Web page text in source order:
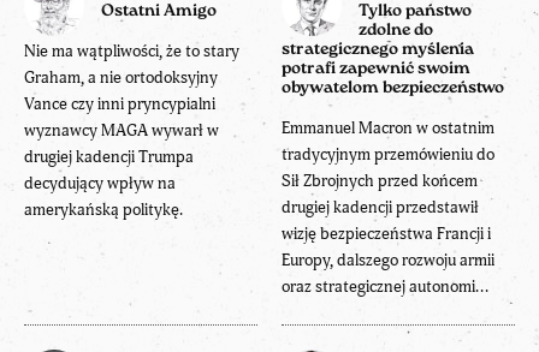
Ostatni Amigo
Nie ma wątpliwości, że to stary
Graham, a nie ortodoksyjny
Vance czy inni pryncypialni
wyznawcy MAGA wywarł w
drugiej kadencji Trumpa
decydujący wpływ na
amerykańską politykę.
Tylko państwo
zdolne do
strategicznego myślenia
potrafi zapewnić swoim
obywatelom bezpieczeństwo
Emmanuel Macron w ostatnim
tradycyjnym przemówieniu do
Sił Zbrojnych przed końcem
drugiej kadencji przedstawił
wizję bezpieczeństwa Francji i
Europy, dalszego rozwoju armii
oraz strategicznej autonomi...